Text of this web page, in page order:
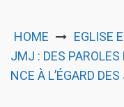
HOME EGLISE
JMJ : DES PAROLES
NCE À L’ÉGARD